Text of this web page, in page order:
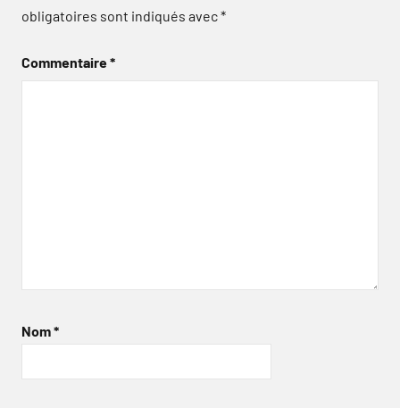
obligatoires sont indiqués avec*
Commentaire*
Nom*